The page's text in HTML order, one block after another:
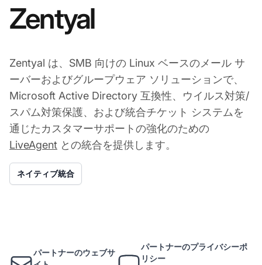
Zentyal
Zentyal は、SMB 向けの Linux ベースのメール サ
ーバーおよびグループウェア ソリューションで、
Microsoft Active Directory 互換性、ウイルス対策/
スパム対策保護、および統合チケット システムを
通じたカスタマーサポートの強化のための
LiveAgent との統合を提供します。
ネイティブ統合
パートナーのウェブサ
パートナーのプライバシーポ
リシー